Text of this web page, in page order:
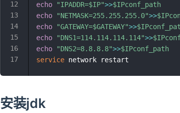
echo
"IPADDR=$IP">>$IPconf_path
echo
"NETMASK=255.255.255.0">>
echo
"GATEWAY=$GATEWAY">>
echo
"DNS1=114.114.114.114">>
echo
"DNS2=8.8.8.8">>$IPconf_path
service
安装jdk